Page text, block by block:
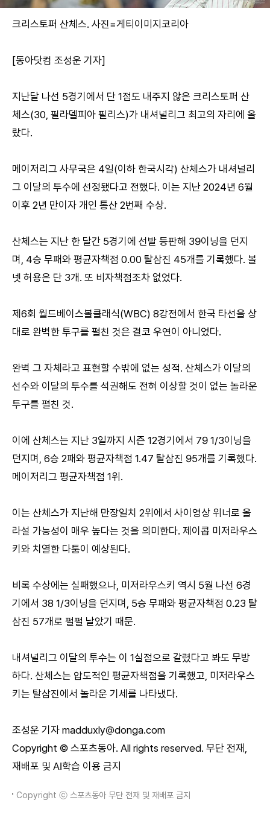
크리스토퍼 산체스. 사진=게티이미지코리아
[동아닷컴 조성운 기자]
지난달 나선 5경기에서 단 1점도 내주지 않은 크리스토퍼 산
체스(30, 필라델피아 필리스)가 내셔널리그 최고의 자리에 올
랐다.
메이저리그 사무국은 4일(이하 한국시각) 산체스가 내셔널리
그 이달의 투수에 선정됐다고 전했다. 이는 지난 2024년 6월
이후 2년 만이자 개인 통산 2번째 수상.
산체스는 지난 한 달간 5경기에 선발 등판해 39이닝을 던지
며, 4승 무패와 평균자책점 0.00 탈삼진 45개를 기록했다. 볼
넷 허용은 단 3개. 또 비자책점조차 없었다.
제6회 월드베이스볼클래식(WBC) 8강전에서 한국 타선을 상
대로 완벽한 투구를 펼친 것은 결코 우연이 아니었다.
완벽 그 자체라고 표현할 수밖에 없는 성적. 산체스가 이달의
선수와 이달의 투수를 석권해도 전혀 이상할 것이 없는 놀라운
투구를 펼친 것.
이에 산체스는 지난 3일까지 시즌 12경기에서 79 1/3이닝을
던지며, 6승 2패와 평균자책점 1.47 탈삼진 95개를 기록했다.
메이저리그 평균자책점 1위.
이는 산체스가 지난해 만장일치 2위에서 사이영상 위너로 올
라설 가능성이 매우 높다는 것을 의미한다. 제이콥 미저라우스
키와 치열한 다툼이 예상된다.
비록 수상에는 실패했으나, 미저라우스키 역시 5월 나선 6경
기에서 38 1/3이닝을 던지며, 5승 무패와 평균자책점 0.23 탈
삼진 57개로 펄펄 날았기 때문.
내셔널리그 이달의 투수는 이 1실점으로 갈렸다고 봐도 무방
하다. 산체스는 압도적인 평균자책점을 기록했고, 미저라우스
키는 탈삼진에서 놀라운 기세를 나타냈다.
조성운 기자 madduxly@donga.com
Copyright © 스포츠동아. All rights reserved. 무단 전재,
재배포 및 AI학습 이용 금지
Copyright ⓒ 스포츠동아 무단 전재 및 재배포 금지